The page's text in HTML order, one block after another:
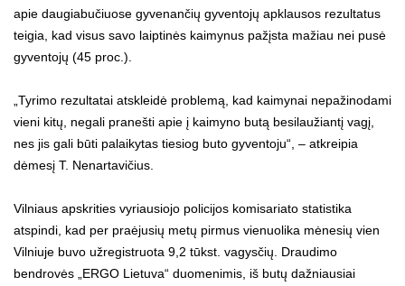
apie daugiabučiuose gyvenančių gyventojų apklausos rezultatus
teigia, kad visus savo laiptinės kaimynus pažįsta mažiau nei pusė
gyventojų (45 proc.).
„Tyrimo rezultatai atskleidė problemą, kad kaimynai nepažinodami
vieni kitų, negali pranešti apie į kaimyno butą besilaužiantį vagį,
nes jis gali būti palaikytas tiesiog buto gyventoju“, – atkreipia
dėmesį T. Nenartavičius.
Vilniaus apskrities vyriausiojo policijos komisariato statistika
atspindi, kad per praėjusių metų pirmus vienuolika mėnesių vien
Vilniuje buvo užregistruota 9,2 tūkst. vagysčių. Draudimo
bendrovės „ERGO Lietuva“ duomenimis, iš butų dažniausiai